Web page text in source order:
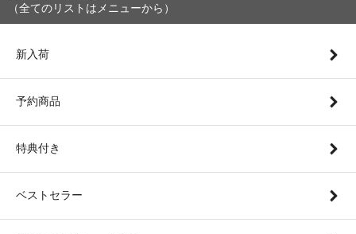
（全てのリストはメニューから）
新入荷
予約商品
特典付き
ベストセラー